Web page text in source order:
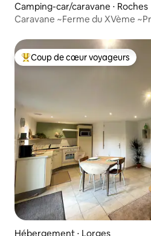
Camping-car/caravane ⋅ Roches
Caravane ~Ferme du XVème
Coups de cœur voyageurs les
Coup de cœur voyageurs
Hébergement ⋅ Lorges